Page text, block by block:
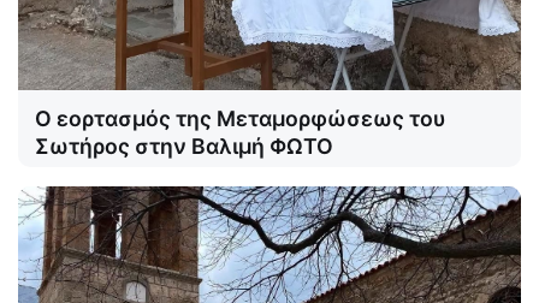
Ο εορτασμός της Μεταμορφώσεως του
Σωτήρος στην Βαλιμή ΦΩΤΟ